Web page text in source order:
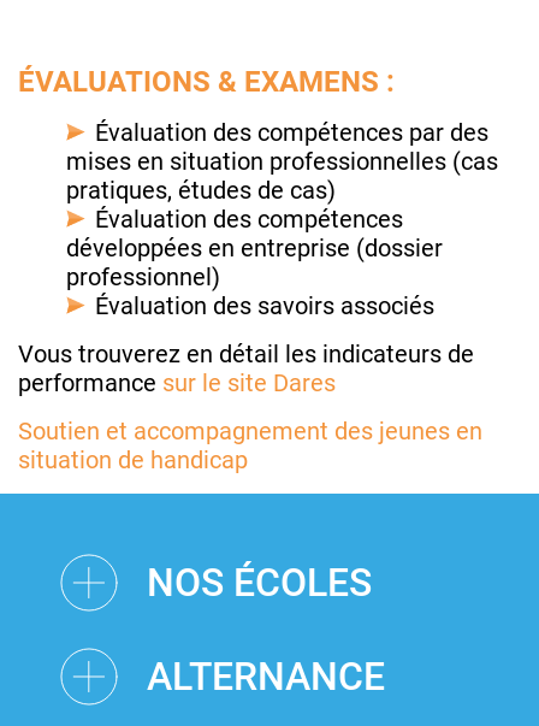
ÉVALUATIONS & EXAMENS :
Évaluation des compétences par des
mises en situation professionnelles (cas
pratiques, études de cas)
Évaluation des compétences
développées en entreprise (dossier
professionnel)
Évaluation des savoirs associés
Vous trouverez en détail les indicateurs de
performance sur le site Dares
Soutien et accompagnement des jeunes en
situation de handicap
NOS ÉCOLES
ALTERNANCE